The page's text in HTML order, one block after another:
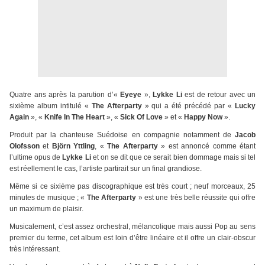
Quatre ans après la parution d’« Eyeye », Lykke Li est de retour avec un
sixième album intitulé « The Afterparty» qui a été précédé par « Lucky
Again », « Knife In The Heart », « Sick Of Love » et « Happy Now».
Produit par la chanteuse Suédoise en compagnie notamment de Jacob
Olofsson et Björn Yttling, «The Afterparty» est annoncé comme étant
l’ultime opus de Lykke Liet on se dit que ce serait bien dommage mais si tel
est réellement le cas, l’artiste partirait sur un final grandiose.
Même si ce sixième pas discographique est très court ; neuf morceaux, 25
minutes de musique ; « The Afterparty » est une très belle réussite qui offre
un maximum de plaisir.
Musicalement, c’est assez orchestral, mélancolique mais aussi Pop au sens
premier du terme, cet album est loin d’être linéaire et il offre un clair-obscur
très intéressant.